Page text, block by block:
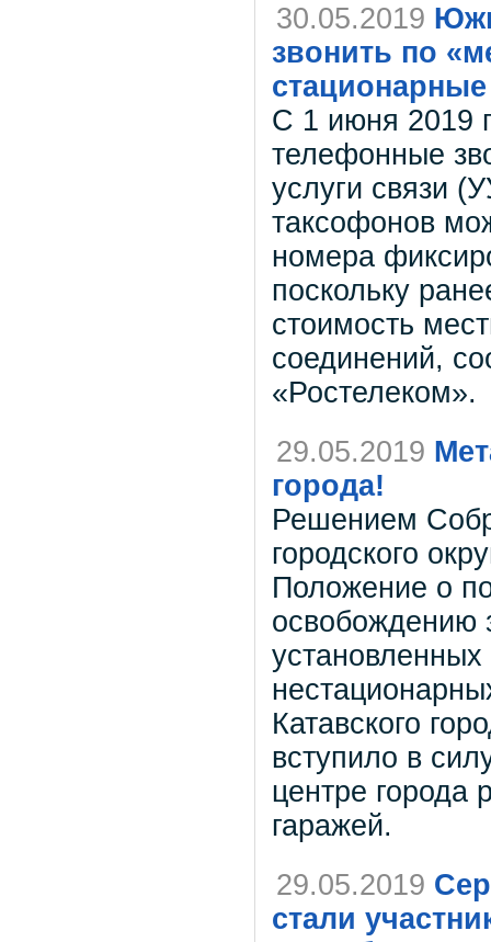
30.05.2019
звонить по
С 1 июня 2019
телефонные
услуги связи
таксофонов
номера
поскольку
стоимость
соединений,
«Ростелеком».
29.05.2019
города!
Решением
городского
Положение о
освобождению
Катавского
вступило в
центре города
гаражей.
29.05.2019
стали